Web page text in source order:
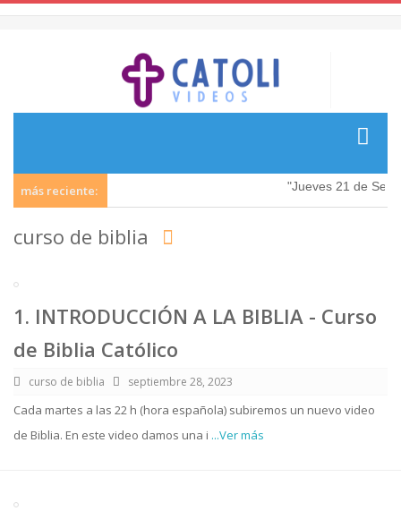
más reciente: "Jueves 21 de
curso de biblia
1. INTRODUCCIÓN A LA BIBLIA - Curso
de Biblia Católico
curso de biblia septiembre 28, 2023
Cada martes a las 22 h (hora española) subiremos un nuevo video
de Biblia. En este video damos una i ...Ver más